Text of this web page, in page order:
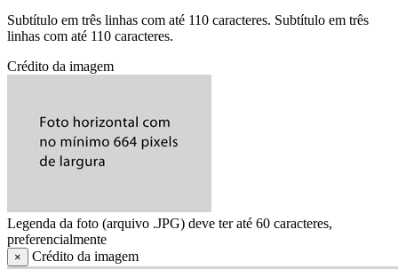
Subtítulo em três linhas com até 110 caracteres. Subtítulo em três
linhas com até 110 caracteres.
Crédito da imagem
Legenda da foto (arquivo .JPG) deve ter até 60 caracteres,
preferencialmente
× Crédito da imagem